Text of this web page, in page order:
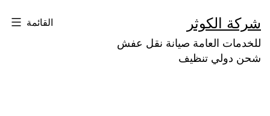
إلى
المحتوى
شركة الكوثر
للخدمات العامة صيانة نقل عفش
شحن دولي تنظيف
القائمة